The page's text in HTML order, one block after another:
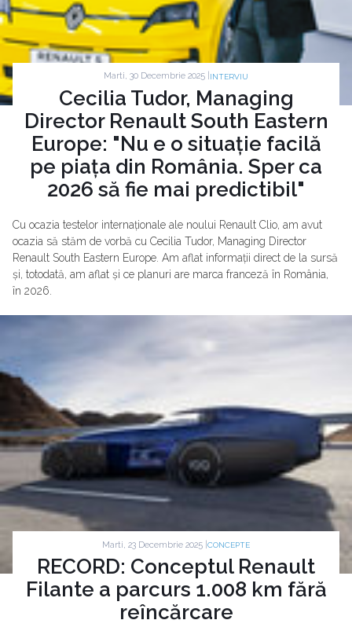
Marti, 30 Decembrie 2025 | INTERVIU
Cecilia Tudor, Managing
Director Renault South Eastern
Europe: "Nu e o situație facilă
pe piața din România. Sper ca
2026 să fie mai predictibil"
Cu ocazia testelor internaționale ale noului Renault Clio, am avut
ocazia să stăm de vorbă cu Cecilia Tudor, Managing Director
Renault South Eastern Europe. Am aflat informații direct de la sursă
și, totodată, am aflat și ce planuri are marca franceză în România,
în 2026.
Marti, 23 Decembrie 2025 | CONCEPTE
RECORD: Conceptul Renault
Filante a parcurs 1.008 km fără
reîncărcare